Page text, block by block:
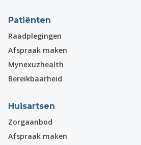
Patiënten
Raadplegingen
Afspraak maken
Mynexuzhealth
Bereikbaarheid
Huisartsen
Zorgaanbod
Afspraak maken